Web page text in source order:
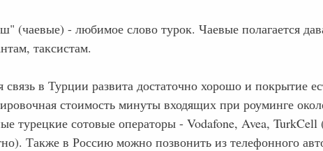
(чаевые) - любимое слово турок. Чаевые полагается
таксистам.
связь в Турции развита достаточно хорошо и покрытие
стоимость минуты входящих при роуминге
турецкие сотовые операторы - Vodafone, Avea,
Также в Россию можно позвонить из телефонного